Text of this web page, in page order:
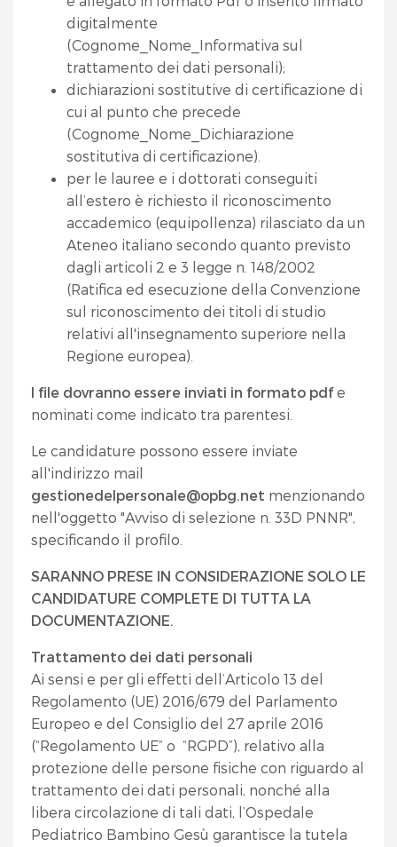
digitalmente
(Cognome_Nome_Informativa sul
trattamento dei dati personali);
dichiarazioni sostitutive di certificazione di
cui al punto che precede
(Cognome_Nome_Dichiarazione
sostitutiva di certificazione).
per le lauree e i dottorati conseguiti
all’estero è richiesto il riconoscimento
accademico (equipollenza) rilasciato da un
Ateneo italiano secondo quanto previsto
dagli articoli 2 e 3 legge n. 148/2002
(Ratifica ed esecuzione della Convenzione
sul riconoscimento dei titoli di studio
relativi all'insegnamento superiore nella
Regione europea).
I file dovranno essere inviati in formato pdfe
nominati come indicato tra parentesi.
Le candidature possono essere inviate
all'indirizzo mail
gestionedelpersonale@opbg.net menzionando
nell'oggetto "Avviso di selezione n. 33D PNNR",
specificando il profilo.
SARANNO PRESE IN CONSIDERAZIONE SOLO LE
CANDIDATURE COMPLETE DI TUTTA LA
DOCUMENTAZIONE.
Trattamento dei dati personali
Ai sensi e per gli effetti dell’Articolo 13 del
Regolamento (UE) 2016/679 del Parlamento
Europeo e del Consiglio del 27 aprile 2016
(“Regolamento UE” o “RGPD”), relativo alla
protezione delle persone fisiche con riguardo al
trattamento dei dati personali, nonché alla
libera circolazione di tali dati, l’Ospedale
Pediatrico Bambino Gesù garantisce la tutela